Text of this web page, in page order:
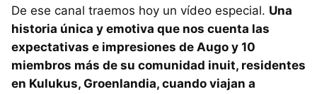
De ese canal traemos hoy un vídeo especial. Una
historia única y emotiva que nos cuenta las
expectativas e impresiones de Augo y 10
miembros más de su comunidad inuit, residentes
en Kulukus, Groenlandia, cuando viajan a